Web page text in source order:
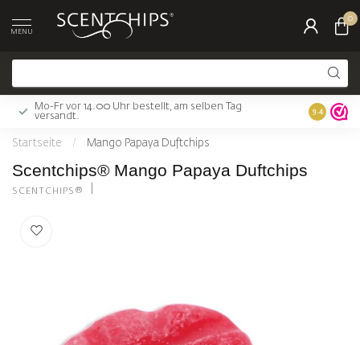
MENU
0
Mo-Fr vor 14.00 Uhr bestellt, am selben Tag
versandt.
Gratis
9.4
Startseite / Mango Papaya Duftchips
Scentchips® Mango Papaya Duftchips
SCENTCHIPS®